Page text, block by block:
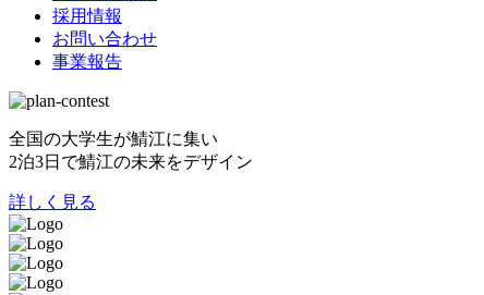
採用情報
お問い合わせ
事業報告
全国の大学生が鯖江に集い
2泊3日で鯖江の未来をデザイン
詳しく見る